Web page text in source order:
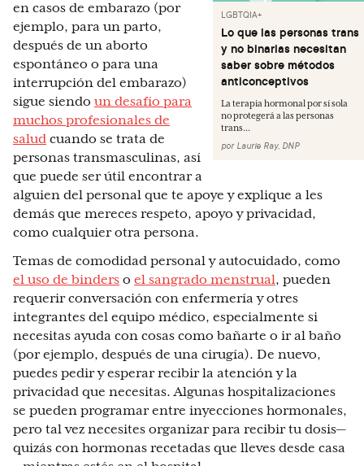
LGBTQIA+
Lo que las personas trans
y no binarias necesitan
saber sobre métodos
anticonceptivos
La terapia hormonal por sí sola
no protegerá a las personas
trans...
por Laurie Ray, DNP
en casos de embarazo (por
ejemplo, para un parto,
después de un aborto
espontáneo o para una
interrupción del embarazo)
sigue siendo un desafío para
muchos profesionales de
salud cuando se trata de
personas transmasculinas, así
que puede ser útil encontrar a
alguien del personal que te apoye y explique a les
demás que mereces respeto, apoyo y privacidad,
como cualquier otra persona.
Temas de comodidad personal y autocuidado, como
el uso de binders o el sangrado menstrual, pueden
requerir conversación con enfermería y otres
integrantes del equipo médico, especialmente si
necesitas ayuda con cosas como bañarte o ir al baño
(por ejemplo, después de una cirugía). De nuevo,
puedes pedir y esperar recibir la atención y la
privacidad que necesitas. Algunas hospitalizaciones
se pueden programar entre inyecciones hormonales,
pero tal vez necesites organizar para recibir tu dosis—
quizás con hormonas recetadas que lleves desde casa